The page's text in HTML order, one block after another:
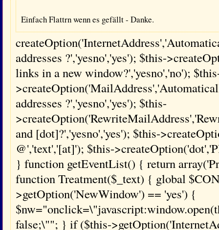
Einfach Flattrn wenn es gefällt - Danke.
addresses ?','yesno','yes'); $this-
links in a new window?','yesno','no');
addresses ?','yesno','yes'); $this-
and [dot]?','yesno','yes'); $this-
@','text','[at]'); $this-
} function getEventList() { return
function Treatment($_text) { global
>getOption('NewWindow') == 'yes') {
false;\""; } if ($this-